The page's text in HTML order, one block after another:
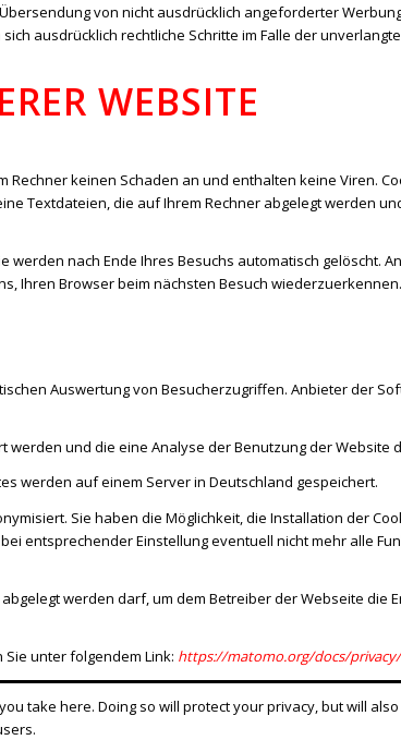
von nicht ausdrücklich angeforderter
ausdrücklich rechtliche Schritte im Falle der
WEBSITE
keinen Schaden an und enthalten keine Viren.
Textdateien, die auf Ihrem Rechner abgelegt werden
nach Ende Ihres Besuchs automatisch gelöscht.
Ihren Browser beim nächsten Besuch wiederzuerkennen.
Auswertung von Besucherzugriffen. Anbieter der
und die eine Analyse der Benutzung der Website
werden auf einem Server in Deutschland gespeichert.
Sie haben die Möglichkeit, die Installation der
entsprechender Einstellung eventuell nicht mehr alle
werden darf, um dem Betreiber der Webseite die
unter folgendem Link: https://matomo.org/docs/privacy/
take here. Doing so will protect your privacy, but will